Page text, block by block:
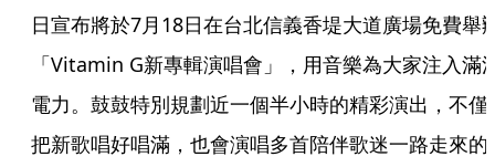
日宣布將於7月18日在台北信義香堤大道廣場免費舉
「Vitamin G新專輯演唱會」，用音樂為大家注入滿
電力。鼓鼓特別規劃近一個半小時的精彩演出，不僅
把新歌唱好唱滿，也會演唱多首陪伴歌迷一路走來的